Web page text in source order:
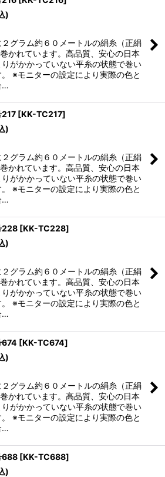
)
２グラム約６０メートルの絹糸（正絹
かれています。高品質、安心の日本
がかかっていない平糸の状態で巻い
※モニターの設定により実際の色と
…
217 [KK-TC217]
)
２グラム約６０メートルの絹糸（正絹
かれています。高品質、安心の日本
がかかっていない平糸の状態で巻い
※モニターの設定により実際の色と
…
228 [KK-TC228]
)
２グラム約６０メートルの絹糸（正絹
かれています。高品質、安心の日本
がかかっていない平糸の状態で巻い
※モニターの設定により実際の色と
…
674 [KK-TC674]
)
２グラム約６０メートルの絹糸（正絹
かれています。高品質、安心の日本
がかかっていない平糸の状態で巻い
※モニターの設定により実際の色と
…
688 [KK-TC688]
)